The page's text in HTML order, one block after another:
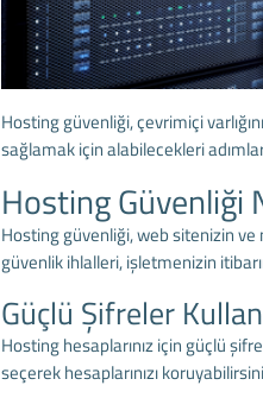
Hosting güvenliği, çevrimiçi
sağlamak için alabilecekleri
Hosting Güvenliği
Hosting güvenliği, web sitenizin ve
güvenlik ihlalleri, işletmenizin
Güçlü Şifreler
Hosting hesaplarınız için güçlü
seçerek hesaplarınızı